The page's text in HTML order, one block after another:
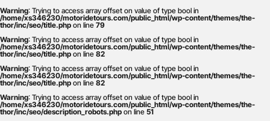
Warning: Trying to access array offset on value of type bool in
/home/xs346230/motoridetours.com/public_html/wp-content/themes/the-
thor/inc/seo/title.php on line 79
Warning: Trying to access array offset on value of type bool in
/home/xs346230/motoridetours.com/public_html/wp-content/themes/the-
thor/inc/seo/title.php on line 82
Warning: Trying to access array offset on value of type bool in
/home/xs346230/motoridetours.com/public_html/wp-content/themes/the-
thor/inc/seo/title.php on line 82
Warning: Trying to access array offset on value of type bool in
/home/xs346230/motoridetours.com/public_html/wp-content/themes/the-
thor/inc/seo/description_robots.php on line 51
タグ
One Piece あか牛 あか牛の館
くまモン
わいた温泉
エミナース
クシタニ
グルメ サウナ
ステッカー